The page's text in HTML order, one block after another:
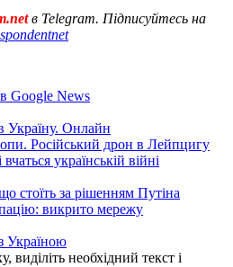
в Telegram. Підписуйтесь на
Google News
Україну. Онлайн
Російський дрон в Лейпцигу
українській війні
стоїть за рішенням Путіна
викрито мережу
Україною
необхідний текст і